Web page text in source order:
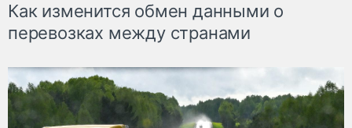
Как изменится обмен данными о
перевозках между странами